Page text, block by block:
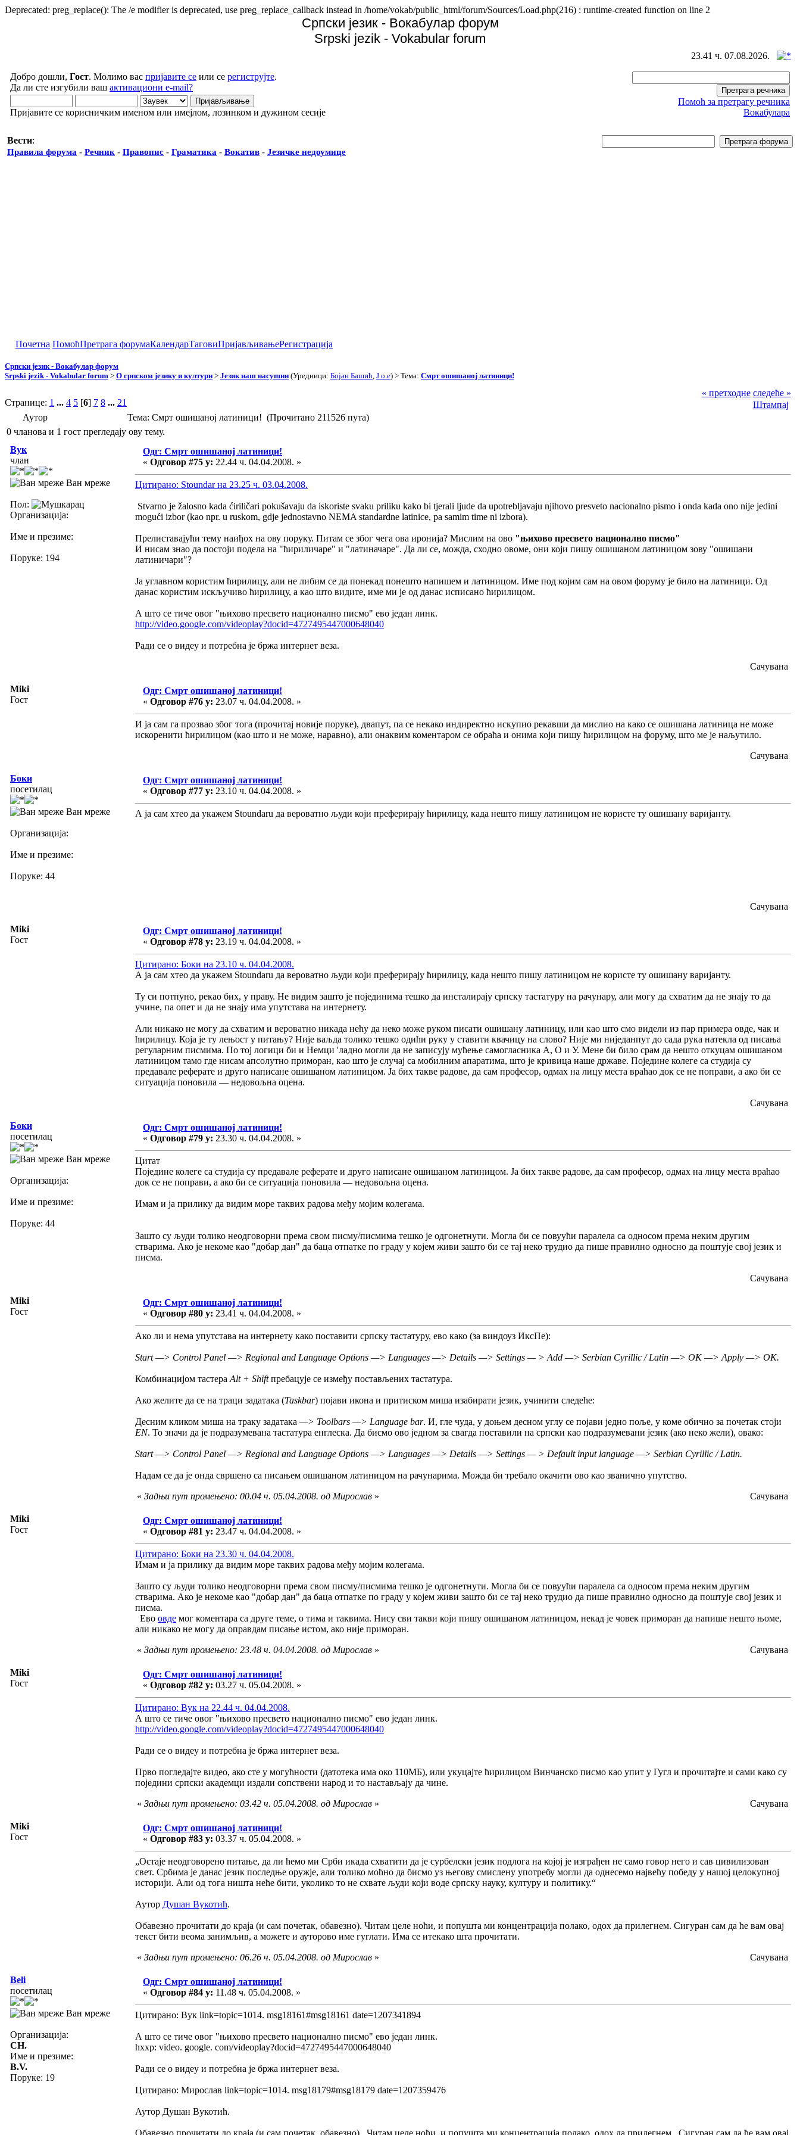
Deprecated: preg_replace(): The /e modifier is deprecated, use preg_replace_callback instead in /home/vokab/public_html/forum/Sources/Load.php(216) : runtime-created function on line 2
Српски језик - Вокабулар форум
Srpski jezik - Vokabular forum
23.41 ч. 07.08.2026.
Добро дошли, Гост. Молимо вас пријавите се или се региструјте.
Да ли сте изгубили ваш активациони e-mail?
Пријавите се корисничким именом или имејлом, лозинком и дужином сесије
Помоћ за претрагу речника
Вокабулара
Вести:
Правила форума - Речник - Правопис - Граматика - Вокатив - Језичке недоумице
Почетна ПомоћПретрага форумаКалендарТаговиПријављивањеРегистрација
Српски језик - Вокабулар форум
Srpski jezik - Vokabular forum > О српском језику и култури > Језик наш насушни (Уредници: Бојан Башић J o e) > Тема: Смрт ошишаној латиници!
Странице: 1 ... 4 5 [6] 7 8 ... 21
« претходне следеће »
Штампај
Аутор
Тема: Смрт ошишаној латиници! (Прочитано 211526 пута)
0 чланова и 1 гост прегледају ову тему.
Вук
члан
Ван мреже
Пол:
Организација:
Име и презиме:
Поруке: 194
Одг: Смрт ошишаној латиници!
« Одговор #75 у: 22.44 ч. 04.04.2008. »
Цитирано: Stoundar на 23.25 ч. 03.04.2008.
Stvarno je žalosno kada ćiriličari pokušavaju da iskoriste svaku priliku kako bi tjerali ljude da upotrebljavaju njihovo presveto nacionalno pismo i onda kada ono nije jedini
mogući izbor (kao npr. u ruskom, gdje jednostavno NEMA standardne latinice, pa samim time ni izbora).
Прелиставајући тему наиђох на ову поруку. Питам се због чега ова иронија? Мислим на ово "њихово пресвето национално писмо"
И нисам знао да постоји подела на "ћириличаре" и "латиначаре". Да ли се, можда, сходно овоме, они који пишу ошишаном латиницом зову "ошишани
латиничари"?
Ја углавном користим ћирилицу, али не либим се да понекад понешто напишем и латиницом. Име под којим сам на овом форуму је било на латиници. Од
данас користим искључиво ћирилицу, а као што видите, име ми је од данас исписано ћирилицом.
А што се тиче овог "њихово пресвето национално писмо" ево један линк.
http://video.google.com/videoplay?docid=4727495447000648040
Ради се о видеу и потребна је бржа интернет веза.
Сачувана
Miki
Гост
Одг: Смрт ошишаној латиници!
« Одговор #76 у: 23.07 ч. 04.04.2008. »
И ја сам га прозвао због тога (прочитај новије поруке), двапут, па се некако индиректно искупио рекавши да мислио на како се ошишана латиница не може
искоренити ћирилицом (као што и не може, наравно), али онаквим коментаром се обраћа и онима који пишу ћирилицом на форуму, што ме је наљутило.
Сачувана
Боки
посетилац
Ван мреже
Организација:
Име и презиме:
Поруке: 44
Одг: Смрт ошишаној латиници!
« Одговор #77 у: 23.10 ч. 04.04.2008. »
А ја сам хтео да укажем Stoundaru да вероватно људи који преферирају ћирилицу, када нешто пишу латиницом не користе ту ошишану варијанту.
Сачувана
Miki
Гост
Одг: Смрт ошишаној латиници!
« Одговор #78 у: 23.19 ч. 04.04.2008. »
Цитирано: Боки на 23.10 ч. 04.04.2008.
А ја сам хтео да укажем Stoundaru да вероватно људи који преферирају ћирилицу, када нешто пишу латиницом не користе ту ошишану варијанту.
Ту си потпуно, рекао бих, у праву. Не видим зашто је појединима тешко да инсталирају српску тастатуру на рачунару, али могу да схватим да не знају то да
учине, па опет и да не знају има упутстава на интернету.
Али никако не могу да схватим и вероватно никада нећу да неко може руком писати ошишану латиницу, или као што смо видели из пар примера овде, чак и
ћирилицу. Која је ту лењост у питању? Није ваљда толико тешко одићи руку у ставити квачицу на слово? Није ми ниједанпут до сада рука натекла од писања
регуларним писмима. По тој логици би и Немци 'ладно могли да не записују мућење самогласника А, О и У. Мене би било срам да нешто откуцам ошишаном
латиницом тамо где нисам апсолутно приморан, као што је случај са мобилним апаратима, што је кривица наше државе. Поједине колеге са студија су
предавале реферате и друго написане ошишаном латиницом. Ја бих такве радове, да сам професор, одмах на лицу места враћао док се не поправи, а ако би се
ситуација поновила — недовољна оцена.
Сачувана
Боки
посетилац
Ван мреже
Организација:
Име и презиме:
Поруке: 44
Одг: Смрт ошишаној латиници!
« Одговор #79 у: 23.30 ч. 04.04.2008. »
Цитат
Поједине колеге са студија су предавале реферате и друго написане ошишаном латиницом. Ја бих такве радове, да сам професор, одмах на лицу места враћао
док се не поправи, а ако би се ситуација поновила — недовољна оцена.
Имам и ја прилику да видим море таквих радова међу мојим колегама.
Зашто су људи толико неодговорни према свом писму/писмима тешко је одгонетнути. Могла би се повуући паралела са односом према неким другим
стварима. Ако је некоме као "добар дан" да баца отпатке по граду у којем живи зашто би се тај неко трудио да пише правилно односно да поштује свој језик и
писма.
Сачувана
Miki
Гост
Одг: Смрт ошишаној латиници!
« Одговор #80 у: 23.41 ч. 04.04.2008. »
Ако ли и нема упутстава на интернету како поставити српску тастатуру, ево како (за виндоуз ИксПе):
Start —> Control Panel —> Regional and Language Options —> Languages —> Details —> Settings — > Add —> Serbian Cyrillic / Latin —> OK —> Apply —> OK.
Комбинацијом тастера Alt + Shiftпребацује се између постављених тастатура.
Ако желите да се на траци задатака (Taskbar) појави икона и притиском миша изабирати језик, учинити следеће:
Десним кликом миша на траку задатака —> Toolbars —> Language bar. И, гле чуда, у доњем десном углу се појави једно поље, у коме обично за почетак стоји
EN. То значи да је подразумевана тастатура енглеска. Да бисмо ово једном за свагда поставили на српски као подразумевани језик (ако неко жели), овако:
Start —> Control Panel —> Regional and Language Options —> Languages —> Details —> Settings — > Default input language —> Serbian Cyrillic / Latin.
Надам се да је онда свршено са писањем ошишаном латиницом на рачунарима. Можда би требало окачити ово као званично упутство.
« Задњи пут промењено: 00.04 ч. 05.04.2008. од Мирослав » Сачувана
Miki
Гост
Одг: Смрт ошишаној латиници!
« Одговор #81 у: 23.47 ч. 04.04.2008. »
Цитирано: Боки на 23.30 ч. 04.04.2008.
Имам и ја прилику да видим море таквих радова међу мојим колегама.
Зашто су људи толико неодговорни према свом писму/писмима тешко је одгонетнути. Могла би се повуући паралела са односом према неким другим
стварима. Ако је некоме као "добар дан" да баца отпатке по граду у којем живи зашто би се тај неко трудио да пише правилно односно да поштује свој језик и
писма.
Ево овде мог коментара са друге теме, о тима и таквима. Нису сви такви који пишу ошишаном латиницом, некад је човек приморан да напише нешто њоме,
али никако не могу да оправдам писање истом, ако није приморан.
« Задњи пут промењено: 23.48 ч. 04.04.2008. од Мирослав » Сачувана
Miki
Гост
Одг: Смрт ошишаној латиници!
« Одговор #82 у: 03.27 ч. 05.04.2008. »
Цитирано: Вук на 22.44 ч. 04.04.2008.
А што се тиче овог "њихово пресвето национално писмо" ево један линк.
http://video.google.com/videoplay?docid=4727495447000648040
Ради се о видеу и потребна је бржа интернет веза.
Прво погледајте видео, ако сте у могућности (датотека има око 110МБ), или укуцајте ћирилицом Винчанско писмо као упит у Гугл и прочитајте и сами како су
поједини српски академци издали сопствени народ и то настављају да чине.
« Задњи пут промењено: 03.42 ч. 05.04.2008. од Мирослав » Сачувана
Miki
Гост
Одг: Смрт ошишаној латиници!
« Одговор #83 у: 03.37 ч. 05.04.2008. »
„Остаје неодговорено питање, да ли ћемо ми Срби икада схватити да је сурбелски језик подлога на којој је изграђен не само говор него и сав цивилизован
свет. Србима је данас језик последње оружје, али толико моћно да бисмо уз његову смислену употребу могли да однесемо највећу победу у нашој целокупној
историји. Али од тога ништа неће бити, уколико то не схвате људи који воде српску науку, културу и политику.“
Аутор Душан Вукотић.
Обавезно прочитати до краја (и сам почетак, обавезно). Читам целе ноћи, и попушта ми концентрација полако, одох да прилегнем. Сигуран сам да ће вам овај
текст бити веома занимљив, а можете и ауторово име гуглати. Има се итекако шта прочитати.
« Задњи пут промењено: 06.26 ч. 05.04.2008. од Мирослав » Сачувана
Beli
посетилац
Ван мреже
Организација:
CH.
Име и презиме:
B.V.
Поруке: 19
Одг: Смрт ошишаној латиници!
« Одговор #84 у: 11.48 ч. 05.04.2008. »
Цитирано: Вук link=topic=1014. msg18161#msg18161 date=1207341894
А што се тиче овог "њихово пресвето национално писмо" ево један линк.
hxxp: video. google. com/videoplay?docid=4727495447000648040
Ради се о видеу и потребна је бржа интернет веза.
Цитирано: Мирослав link=topic=1014. msg18179#msg18179 date=1207359476
Аутор Душан Вукотић.
Обавезно прочитати до краја (и сам почетак, обавезно). Читам целе ноћи, и попушта ми концентрација полако, одох да прилегнем. Сигуран сам да ће вам овај